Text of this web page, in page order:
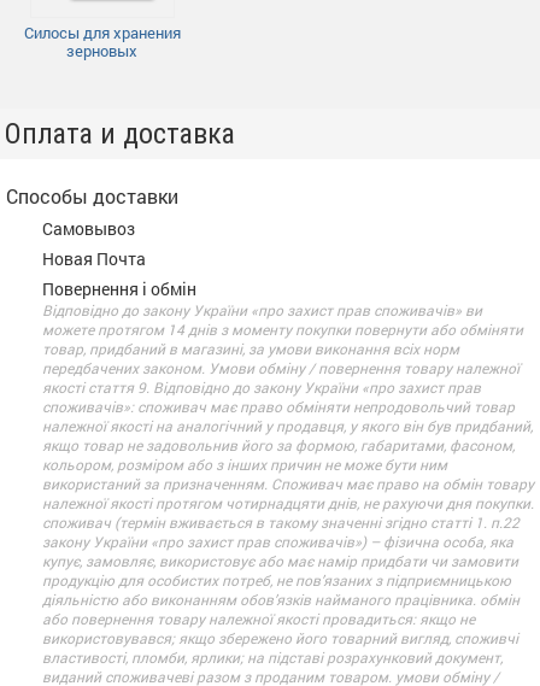
Силосы для хранения
зерновых
Оплата и доставка
Способы доставки
Самовывоз
Новая Почта
Повернення і обмін
Відповідно до закону України «про захист прав споживачів» ви
можете протягом 14 днів з моменту покупки повернути або обміняти
товар, придбаний в магазині, за умови виконання всіх норм
передбачених законом. Умови обміну / повернення товару належної
якості стаття 9. Відповідно до закону України «про захист прав
споживачів»: споживач має право обміняти непродовольчий товар
належної якості на аналогічний у продавця, у якого він був придбаний,
якщо товар не задовольнив його за формою, габаритами, фасоном,
кольором, розміром або з інших причин не може бути ним
використаний за призначенням. Споживач має право на обмін товару
належної якості протягом чотирнадцяти днів, не рахуючи дня покупки.
споживач (термін вживається в такому значенні згідно статті 1. п.22
закону України «про захист прав споживачів») – фізична особа, яка
купує, замовляє, використовує або має намір придбати чи замовити
продукцію для особистих потреб, не пов’язаних з підприємницькою
діяльністю або виконанням обов’язків найманого працівника. обмін
або повернення товару належної якості провадиться: якщо не
використовувався; якщо збережено його товарний вигляд, споживчі
властивості, пломби, ярлики; на підставі розрахунковий документ,
виданий споживачеві разом з проданим товаром. умови обміну /